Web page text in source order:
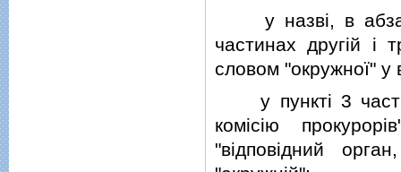
у назвi, в абзацi
частинах другiй i
словом "окружної"
у пунктi 3
комiсiю
"вiдповiдний